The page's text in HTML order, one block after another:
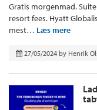
Gratis morgenmad.
resort fees. Hyatt
mest… Læs mere
27/05/2024 by Henrik